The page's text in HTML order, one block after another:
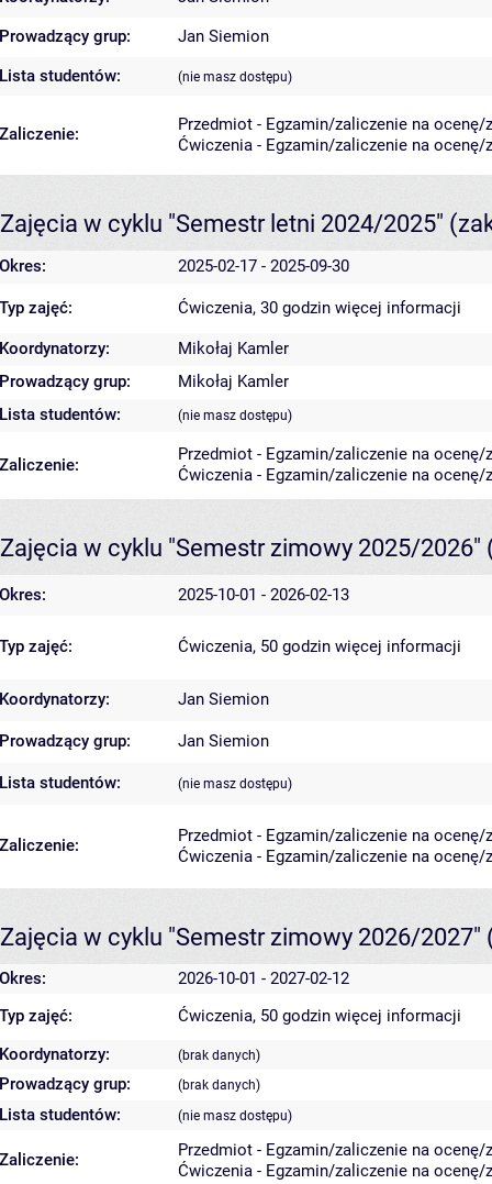
Prowadzący grup:
Jan Siemion
Lista studentów:
(nie masz dostępu)
Zaliczenie:
Przedmiot - Egzamin/zaliczenie na
Ćwiczenia - Egzamin/zaliczenie na
Zajęcia w cyklu "Semestr letni 2024/2025"
Okres: 2025-02-17 - 2025-09-30
Typ zajęć: Ćwiczenia, 30 godzin więcej informacji
Koordynatorzy:
Mikołaj Kamler
Prowadzący grup:
Mikołaj Kamler
Lista studentów:
(nie masz dostępu)
Zaliczenie:
Przedmiot - Egzamin/zaliczenie na
Ćwiczenia - Egzamin/zaliczenie na
Zajęcia w cyklu "Semestr zimowy 2025/2026"
Okres: 2025-10-01 - 2026-02-13
Typ zajęć: Ćwiczenia, 50 godzin więcej informacji
Koordynatorzy: Jan Siemion
Prowadzący grup: Jan Siemion
Lista studentów: (nie masz dostępu)
Zaliczenie:
Przedmiot - Egzamin/zaliczenie na
Ćwiczenia - Egzamin/zaliczenie na
Zajęcia w cyklu "Semestr zimowy 2026/2027"
Okres:
2026-10-01 - 2027-02-12
Typ zajęć:
Ćwiczenia, 50 godzin więcej informacji
Koordynatorzy:
(brak danych)
Prowadzący grup: (brak danych)
Lista studentów: (nie masz dostępu)
Zaliczenie:
Przedmiot - Egzamin/zaliczenie na
Ćwiczenia - Egzamin/zaliczenie na